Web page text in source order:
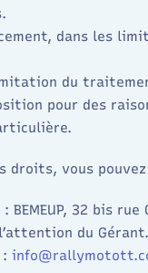
dans les
du
pour des
droits, vous
BEMEUP, 32 bis rue
l’attention du Gérant.